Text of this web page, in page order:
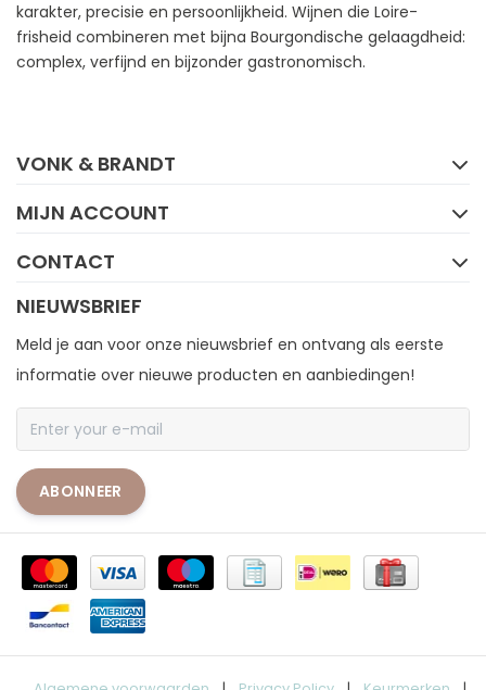
karakter, precisie en persoonlijkheid. Wijnen die Loire-
frisheid combineren met bijna Bourgondische gelaagdheid:
complex, verfijnd en bijzonder gastronomisch.
VONK & BRANDT
MIJN ACCOUNT
CONTACT
NIEUWSBRIEF
Meld je aan voor onze nieuwsbrief en ontvang als eerste
informatie over nieuwe producten en aanbiedingen!
ABONNEER